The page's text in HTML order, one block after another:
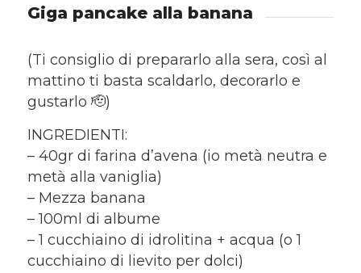
Giga pancake alla banana
(Ti consiglio di prepararlo alla sera, così al
mattino ti basta scaldarlo, decorarlo e
gustarlo 🫡)
INGREDIENTI:
– 40gr di farina d’avena (io metà neutra e
metà alla vaniglia)
– Mezza banana
– 100ml di albume
– 1 cucchiaino di idrolitina + acqua (o 1
cucchiaino di lievito per dolci)